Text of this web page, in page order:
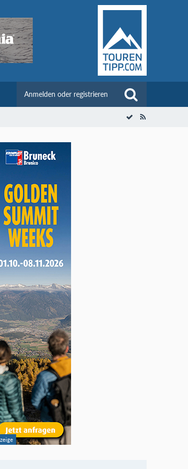
Anmelden oder registrieren